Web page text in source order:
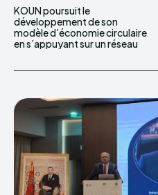
KOUN poursuit le
développement de son
modèle d’économie circulaire
en s’appuyant sur un réseau
d’entreprises, de citoyens et
d’acteurs locaux mobilisés